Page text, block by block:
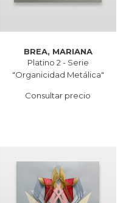
BREA, MARIANA
Platino 2 - Serie
"Organicidad Metálica"
Consultar precio